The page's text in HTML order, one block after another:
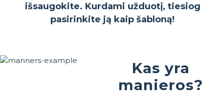
išsaugokite. Kurdami užduotį, tiesiog
pasirinkite ją kaip šabloną!
Kas yra
manieros?